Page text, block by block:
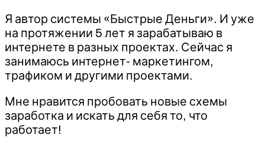
Я автор системы «Быстрые Деньги». И уже
на протяжении 5 лет я зарабатываю в
интернете в разных проектах. Сейчас я
занимаюсь интернет- маркетингом,
трафиком и другими проектами.
Мне нравится пробовать новые схемы
заработка и искать для себя то, что
работает!